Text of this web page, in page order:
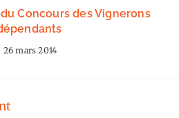
Concours des Vignerons
26 mars 2014